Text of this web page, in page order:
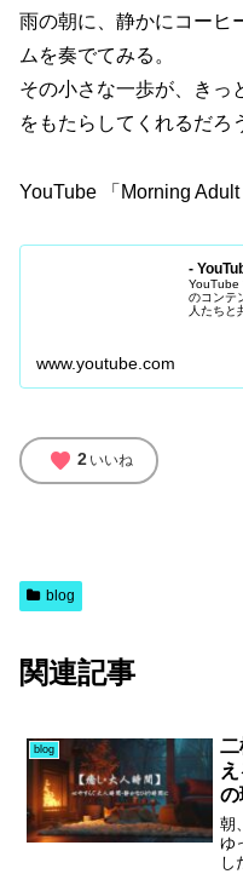
雨の朝に、静かにコーヒ
ムを奏でてみる。
その小さな一歩が、きっ
をもたらしてくれるだろ
YouTube 「Morning Adult
-
YouTube
のコンテ
人たちと
www.youtube.com
favorite 2 いいね
blog
関連記事
blog
二
の
朝
ゆ
し